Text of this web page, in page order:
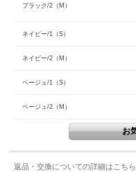
ブラック/2（M）
ネイビー/1（S）
ネイビー/2（M）
ベージュ/1（S）
ベージュ/2（M）
返品・交換についての詳細はこちら